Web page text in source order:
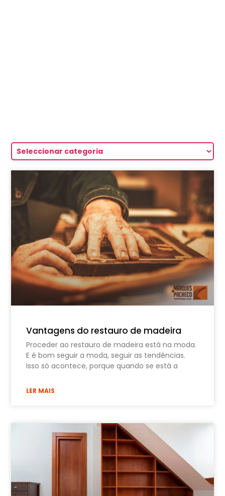
Vantagens do restauro de madeira
Proceder ao restauro de madeira está na moda.
E é bom seguir a moda, seguir as tendências.
Isso só acontece, porque quando se está a
LER MAIS